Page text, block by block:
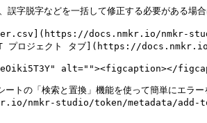
誤字脱字などを一括して修正する必要がある
docs.nmkr.io/
[NFT プロジェクト タブ](https://
alt=""><figcaption></
トの「検索と置換」機能を使って簡単にエ
nmkr-studio/token/metadata/add-